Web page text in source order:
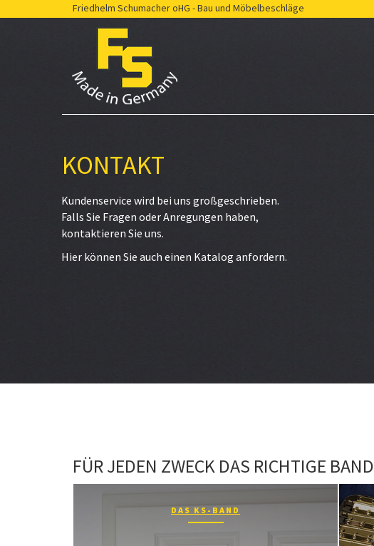
Friedhelm Schumacher oHG - Bau und Möbelbeschläge
KONTAKT
Kundenservice wird bei uns großgeschrieben.
Falls Sie Fragen oder Anregungen haben,
kontaktieren Sie uns.
Hier können Sie auch einen Katalog anfordern.
FÜR JEDEN ZWECK DAS RICHTIGE BAND
DAS KS-BAND